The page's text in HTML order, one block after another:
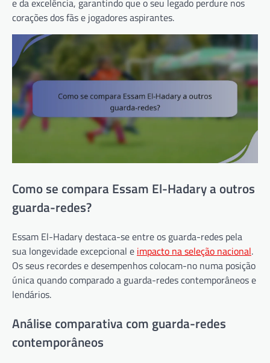
e da excelência, garantindo que o seu legado perdure nos
corações dos fãs e jogadores aspirantes.
Como se compara Essam El-Hadary a outros
guarda-redes?
Essam El-Hadary destaca-se entre os guarda-redes pela
sua longevidade excepcional e impacto na seleção nacional.
Os seus recordes e desempenhos colocam-no numa posição
única quando comparado a guarda-redes contemporâneos e
lendários.
Análise comparativa com guarda-redes
contemporâneos